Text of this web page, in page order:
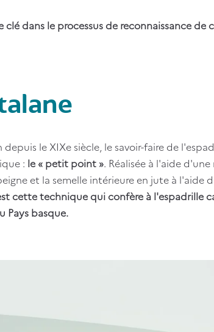
dans le processus de reconnaissance de
le XIXe siècle, le savoir-faire de
: le « petit point ». Réalisée à l'aide
et la semelle intérieure en jute à l'aide
cette technique qui confère à l'espadrille
Pays basque.